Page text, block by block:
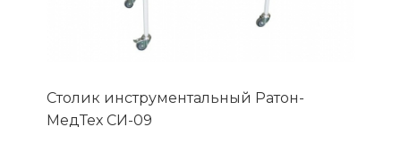
Столик инструментальный Ратон-
МедТех СИ-09